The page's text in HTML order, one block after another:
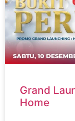
Grand
Home